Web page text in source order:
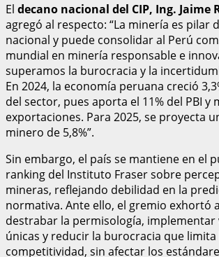
El decano nacional del CIP, Ing. Jaime
agregó al respecto: “La minería es pilar
nacional y puede consolidar al Perú
mundial en minería responsable e
superamos la burocracia y la
En 2024, la economía peruana creció
del sector, pues aporta el 11% del PBI y
exportaciones. Para 2025, se proyecta
minero de 5,8%”.
Sin embargo, el país se mantiene en el
ranking del Instituto Fraser sobre
mineras, reflejando debilidad en la
normativa. Ante ello, el gremio exhortó
destrabar la permisología, implementar
únicas y reducir la burocracia que limita
competitividad, sin afectar los